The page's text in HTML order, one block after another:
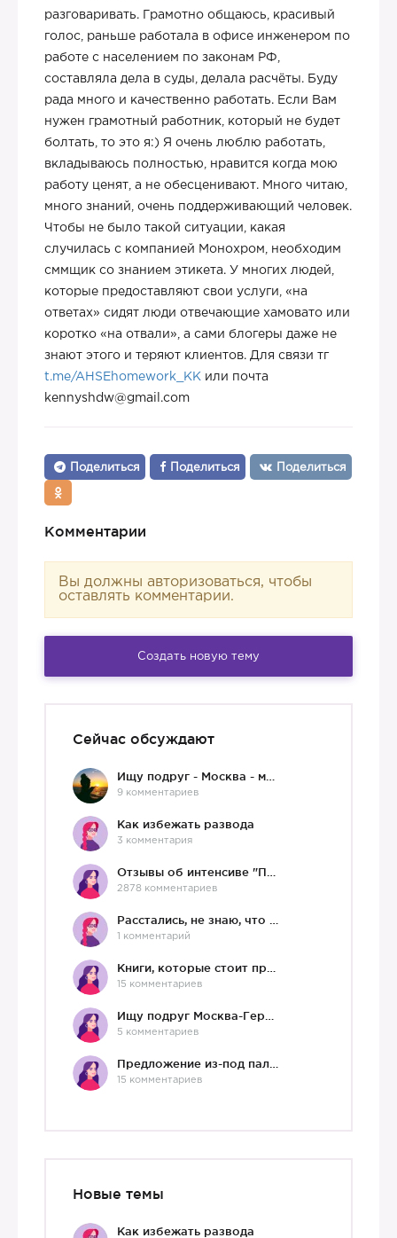
разговаривать. Грамотно общаюсь, красивый
голос, раньше работала в офисе инженером по
работе с населением по законам РФ,
составляла дела в суды, делала расчёты. Буду
рада много и качественно работать. Если Вам
нужен грамотный работник, который не будет
болтать, то это я:) Я очень люблю работать,
вкладываюсь полностью, нравится когда мою
работу ценят, а не обесценивают. Много читаю,
много знаний, очень поддерживающий человек.
Чтобы не было такой ситуации, какая
случилась с компанией Монохром, необходим
сммщик со знанием этикета. У многих людей,
которые предоставляют свои услуги, «на
ответах» сидят люди отвечающие хамовато или
коротко «на отвали», а сами блогеры даже не
знают этого и теряют клиентов. Для связи тг
t.me/AHSEhomework_KK или почта
kennyshdw@gmail.com
Поделиться Поделиться Поделиться
Комментарии
Вы должны авторизоваться, чтобы
оставлять комментарии.
Создать новую тему
Сейчас обсуждают
9 комментариев
Как избежать развода
3 комментария
2878 комментариев
1 комментарий
15 комментариев
5 комментариев
15 комментариев
Новые темы
Как избежать развода